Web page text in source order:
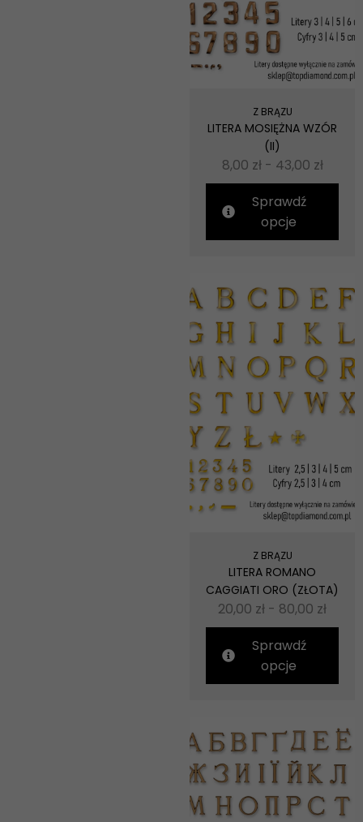
Z BRĄZU
LITERA MOSIĘŻNA WZÓR
(II)
8,00 zł - 43,00 zł
Sprawdź
opcje
Z BRĄZU
LITERA ROMANO
CAGGIATI ORO (ZŁOTA)
20,00 zł - 80,00 zł
Sprawdź
opcje